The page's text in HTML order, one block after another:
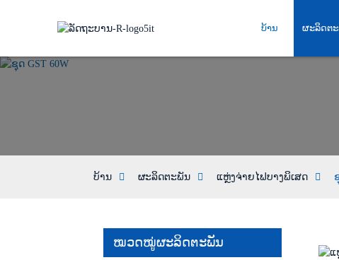
ບ້ານ ຜະລິດຕ
ບ້ານ ຜະລິດຕະພັນ ແຫຼ່ງຈ່າຍໄຟບາງພິເສດ
ໝວດໝູ່ຜະລິດຕະພັນ